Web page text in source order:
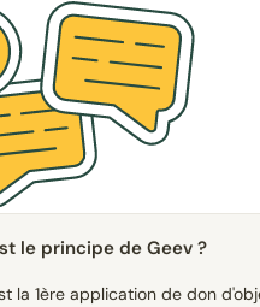
le principe de Geev ?
la 1ère application de don